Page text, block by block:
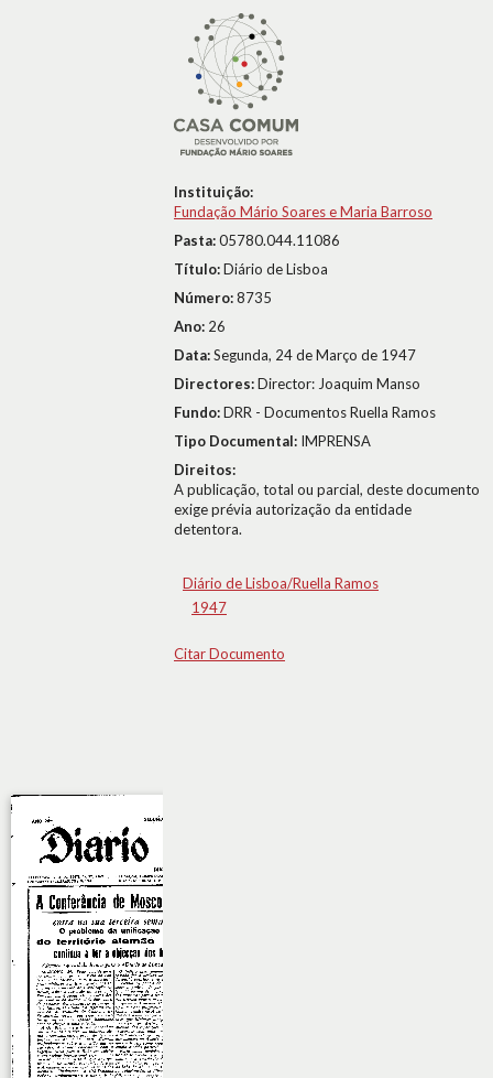
Instituição:
Fundação Mário Soares e Maria Barroso
Pasta:05780.044.11086
Título:Diário de Lisboa
Número:8735
Ano: 26
Data:Segunda, 24 de Março de 1947
Directores:Director: Joaquim Manso
Fundo:DRR - Documentos Ruella Ramos
Tipo Documental: IMPRENSA
Direitos:
A publicação, total ou parcial, deste documento
exige prévia autorização da entidade
detentora.
Diário de Lisboa/Ruella Ramos
1947
Citar Documento